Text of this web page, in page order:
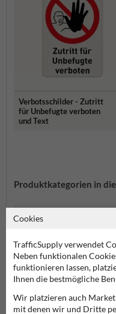
Verbotsschilder - Zutritt
für Unbefugte verboten
und Text
Produktkategorien in
Cookies
TrafficSupply verwendet
Neben funktionalen
funktionieren lassen,
Ihnen die bestmögliche
Wir platzieren auch
mit denen wir und Dritte